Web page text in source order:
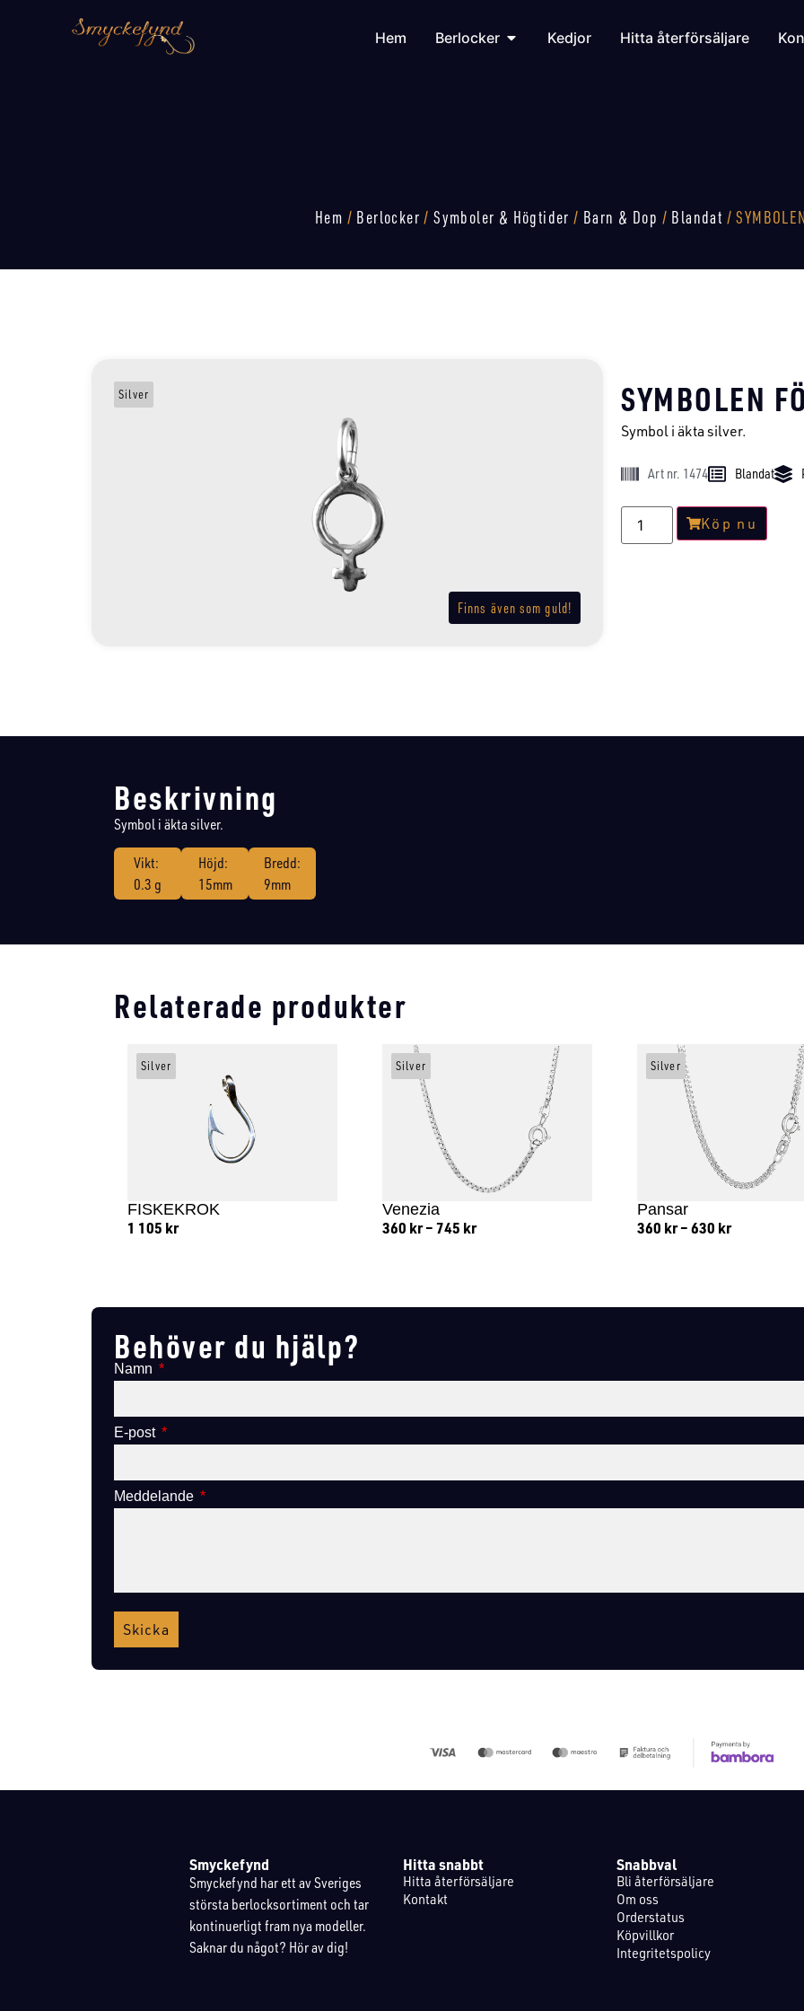
Hem Berlocker Kedjor Hitta återförsäljare
Hem / Berlocker /Symboler & Högtider / Barn & Dop / Blandat /
Finns även som guld!
Silver SYMBOLEN
Symbol i äkta silver.
Art nr. 1474 Blandat
Köp nu
Beskrivning
Symbol i äkta silver.
Vikt:
0.3 g
Höjd:
15mm
Bredd:
9mm
Relaterade produkter
FISKEKROK
1 105 kr
Silver
Venezia
360 kr –745 kr
Silver
Pansar
360 kr –630 kr
Silver
Behöver du hjälp?
Namn
E-post
Meddelande
Skicka
Smyckefynd
Smyckefynd har ett av Sveriges
största berlocksortiment och tar
kontinuerligt fram nya modeller.
Saknar du något? Hör av dig!
Hitta snabbt
Hitta återförsäljare
Kontakt
Snabbval
Bli återförsäljare
Om oss
Orderstatus
Köpvillkor
Integritetspolicy